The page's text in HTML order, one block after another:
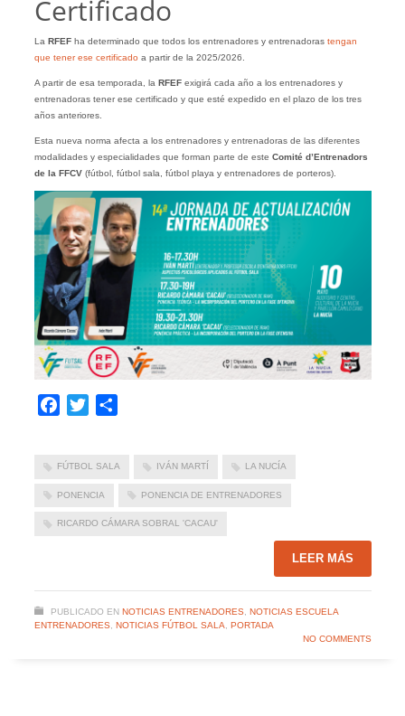
Certificado
La RFEFha determinado que todos los entrenadores y entrenadoras tengan
que tener ese certificado a partir de la 2025/2026.
A partir de esa temporada, la RFEFexigirá cada año a los entrenadores y
entrenadoras tener ese certificado y que esté expedido en el plazo de los tres
años anteriores.
Esta nueva norma afecta a los entrenadores y entrenadoras de las diferentes
modalidades y especialidades que forman parte de este Comité d’Entrenadors
de la FFCV(fútbol, fútbol sala, fútbol playa y entrenadores de porteros).
Facebook
Twitter
FÚTBOL SALA IVÁN MARTÍ LA NUCÍA
PONENCIA PONENCIA DE ENTRENADORES
RICARDO CÁMARA SOBRAL 'CACAU'
LEER MÁS
PUBLICADO EN NOTICIAS ENTRENADORES, NOTICIAS ESCUELA
ENTRENADORES, NOTICIAS FÚTBOL SALA
PORTADA
NO COMMENTS